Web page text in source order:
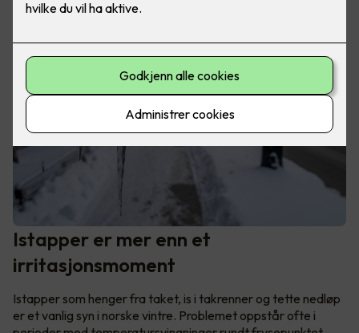
Istapper er mer enn et
irritasjonsmoment
Istapper som henger fra taket, is i takrenner og tette nedløp
er et vanlig syn i norske vintre. Problemet oppstår ofte i